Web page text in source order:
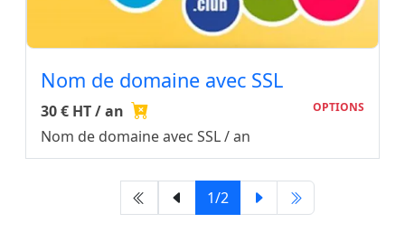
Nom de domaine avec SSL
OPTIONS
30 € HT / an
Nom de domaine avec SSL / an
1/2